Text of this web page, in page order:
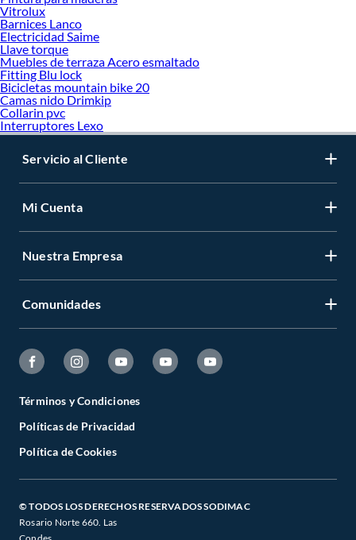
Vitrolux
Barnices Lanco
Electricidad Saime
Llave torque
Muebles de terraza Acero esmaltado
Fitting Blu lock
Bicicletas mountain bike 20
Camas nido Drimkip
Collarin pvc
Interruptores Lexo
Servicio al Cliente
Mi Cuenta
Nuestra Empresa
Comunidades
Términos y Condiciones
Políticas de Privacidad
Política de Cookies
© TODOS LOS DERECHOS RESERVADOS SODIMAC
Rosario Norte 660. Las